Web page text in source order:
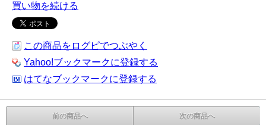
買い物を続ける
この商品をログピでつぶやく
Yahoo!ブックマークに登録する
はてなブックマークに登録する
前の商品へ 次の商品へ